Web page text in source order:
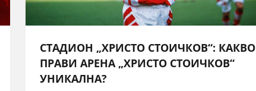
СТАДИОН „ХРИСТО СТОИЧКОВ“: КАКВО
ПРАВИ АРЕНА „ХРИСТО СТОИЧКОВ“
УНИКАЛНА?